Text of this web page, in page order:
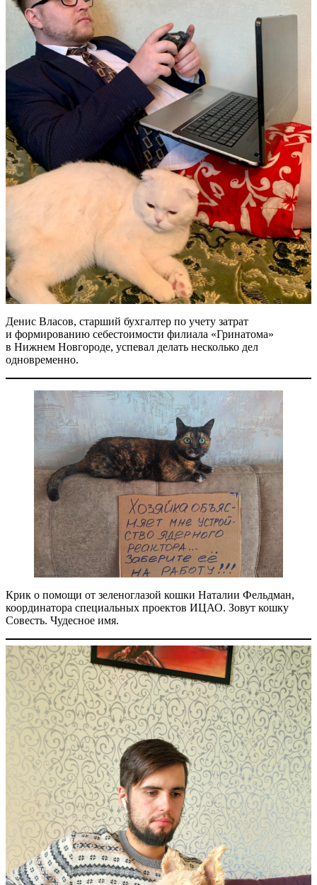
Денис Власов, старший бухгалтер по учету затрат
и формированию себестоимости филиала «Гринатома»
в Нижнем Новгороде, успевал делать несколько дел
одновременно.
Крик о помощи от зеленоглазой кошки Наталии Фельдман,
координатора специальных проектов ИЦАО. Зовут кошку
Совесть. Чудесное имя.